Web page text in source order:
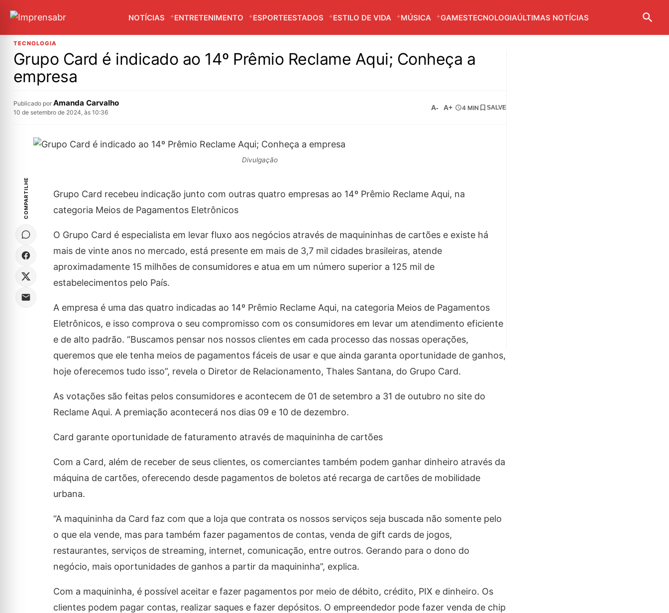
NOTÍCIAS ENTRETENIMENTO ESPORTEESTADOS ESTILO DE VIDA MÚSICA GAMESTECNOLOGIAÚLTIMAS NOTÍCIAS
TECNOLOGIA
Grupo Card é indicado ao 14º Prêmio Reclame Aqui; Conheça a
empresa
Publicado por Amanda Carvalho
10 de setembro de 2024, às 10:36
A- A+ 4 MIN SALVE
Divulgação
COMPARTILHE
Grupo Card recebeu indicação junto com outras quatro empresas ao 14º Prêmio Reclame Aqui, na
categoria Meios de Pagamentos Eletrônicos
O Grupo Card é especialista em levar fluxo aos negócios através de maquininhas de cartões e existe há
mais de vinte anos no mercado, está presente em mais de 3,7 mil cidades brasileiras, atende
aproximadamente 15 milhões de consumidores e atua em um número superior a 125 mil de
estabelecimentos pelo País.
A empresa é uma das quatro indicadas ao 14º Prêmio Reclame Aqui, na categoria Meios de Pagamentos
Eletrônicos, e isso comprova o seu compromisso com os consumidores em levar um atendimento eficiente
e de alto padrão. “Buscamos pensar nos nossos clientes em cada processo das nossas operações,
queremos que ele tenha meios de pagamentos fáceis de usar e que ainda garanta oportunidade de ganhos,
hoje oferecemos tudo isso”, revela o Diretor de Relacionamento, Thales Santana, do Grupo Card.
As votações são feitas pelos consumidores e acontecem de 01 de setembro a 31 de outubro no site do
Reclame Aqui. A premiação acontecerá nos dias 09 e 10 de dezembro.
Card garante oportunidade de faturamento através de maquininha de cartões
Com a Card, além de receber de seus clientes, os comerciantes também podem ganhar dinheiro através da
máquina de cartões, oferecendo desde pagamentos de boletos até recarga de cartões de mobilidade
urbana.
“A maquininha da Card faz com que a loja que contrata os nossos serviços seja buscada não somente pelo
o que ela vende, mas para também fazer pagamentos de contas, venda de gift cards de jogos,
restaurantes, serviços de streaming, internet, comunicação, entre outros. Gerando para o dono do
negócio, mais oportunidades de ganhos a partir da maquininha”, explica.
Com a maquininha, é possível aceitar e fazer pagamentos por meio de débito, crédito, PIX e dinheiro. Os
clientes podem pagar contas, realizar saques e fazer depósitos. O empreendedor pode fazer venda de chip